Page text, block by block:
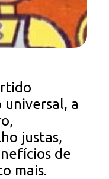
a
justas,
de
mais.